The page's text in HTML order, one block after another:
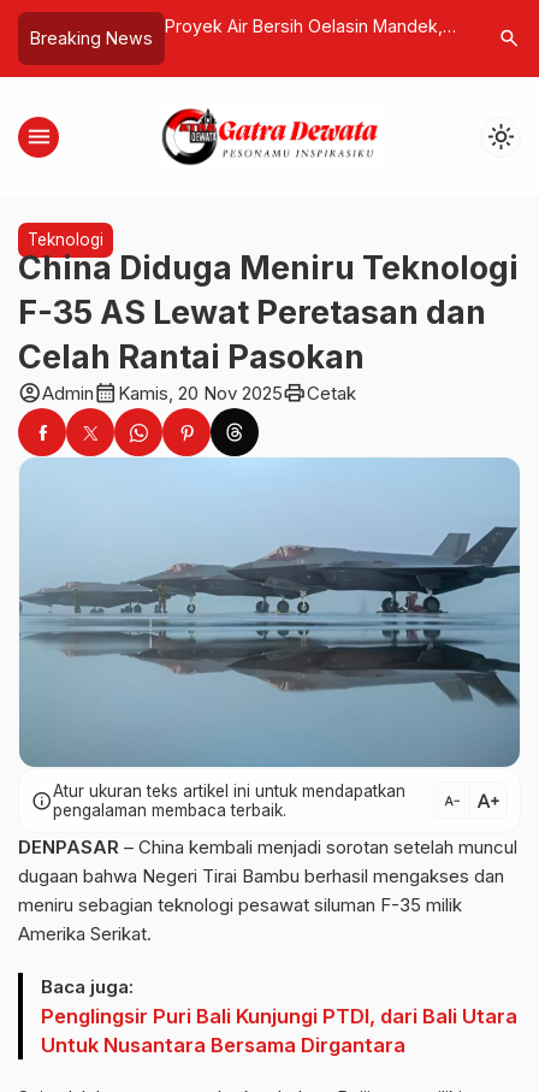
Breaking News
Oelasin Mandek,
RAB
Jokowi Tanggapi Gugatan Larangan
Minta Hormati Proses di MK
Gadis
search
menu light_mode
Teknologi
China Diduga Meniru Teknologi
F-35 AS Lewat Peretasan dan
Celah Rantai Pasokan
account_circleAdmincalendar_month Kamis, 20 Nov 2025printCetak
infoAtur ukuran teks artikel ini untuk mendapatkan
pengalaman membaca terbaik.
text_decrease text_increase
DENPASAR – China kembali menjadi sorotan setelah muncul
dugaan bahwa Negeri Tirai Bambu berhasil mengakses dan
meniru sebagian teknologi pesawat siluman F-35 milik
Amerika Serikat.
Baca juga:
Penglingsir Puri Bali Kunjungi PTDI, dari Bali Utara
Untuk Nusantara Bersama Dirgantara